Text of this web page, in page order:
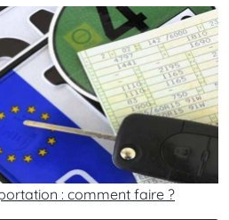
: comment faire ?